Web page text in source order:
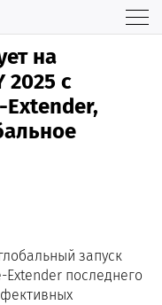
на
2025 с
Extender,
запуск
Extender последнего